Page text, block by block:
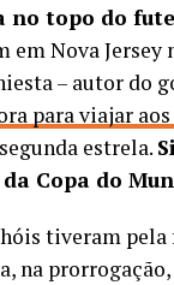
no topo do
em Nova
– autor do
para viajar
estrela.
Copa do
tiveram
na